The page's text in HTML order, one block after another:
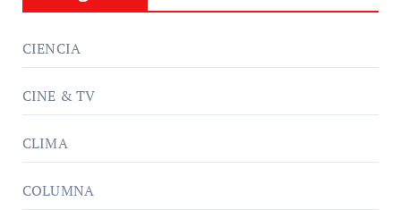
CIENCIA
CINE & TV
CLIMA
COLUMNA